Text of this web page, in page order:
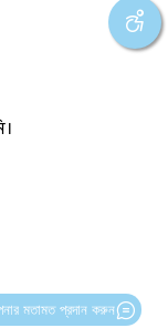
মতামত প্রদান করুন